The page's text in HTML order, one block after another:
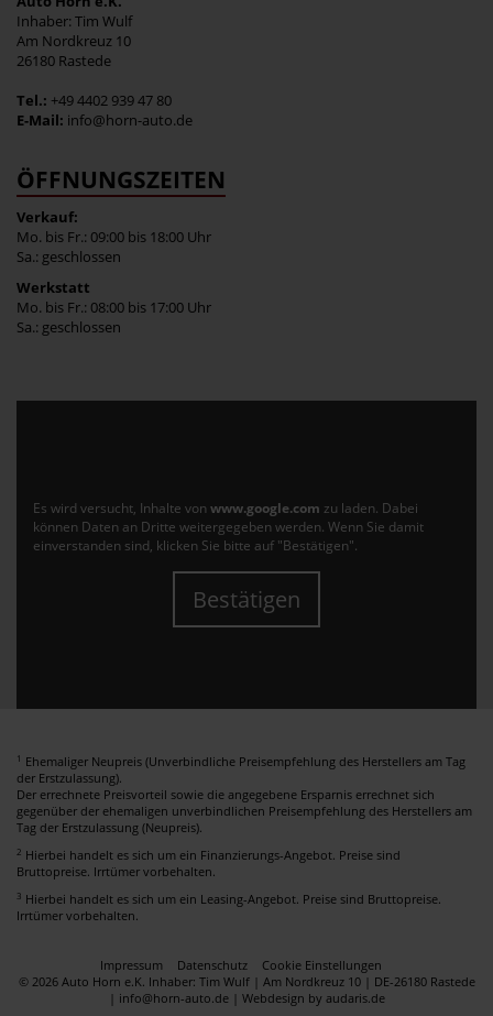
Inhaber: Tim Wulf
Am Nordkreuz 10
26180 Rastede
Tel.: +49 4402 939 47 80
E-Mail: info@horn-auto.de
ÖFFNUNGSZEITEN
Verkauf:
Mo. bis Fr.: 09:00 bis 18:00 Uhr
Sa.: geschlossen
Werkstatt
Mo. bis Fr.: 08:00 bis 17:00 Uhr
Sa.: geschlossen
Es wird versucht, Inhalte von www.google.com zu laden. Dabei
können Daten an Dritte weitergegeben werden. Wenn Sie damit
einverstanden sind, klicken Sie bitte auf "Bestätigen".
Bestätigen
1 Ehemaliger Neupreis (Unverbindliche Preisempfehlung des Herstellers am Tag
der Erstzulassung).
Der errechnete Preisvorteil sowie die angegebene Ersparnis errechnet sich
gegenüber der ehemaligen unverbindlichen Preisempfehlung des Herstellers am
Tag der Erstzulassung (Neupreis).
2 Hierbei handelt es sich um ein Finanzierungs-Angebot. Preise sind
Bruttopreise. Irrtümer vorbehalten.
3 Hierbei handelt es sich um ein Leasing-Angebot. Preise sind Bruttopreise.
Irrtümer vorbehalten.
Impressum Datenschutz
Cookie Einstellungen
© 2026 Auto Horn e.K. Inhaber: Tim Wulf | Am Nordkreuz 10 | DE-26180 Rastede
| info@horn-auto.de | Webdesign by audaris.de